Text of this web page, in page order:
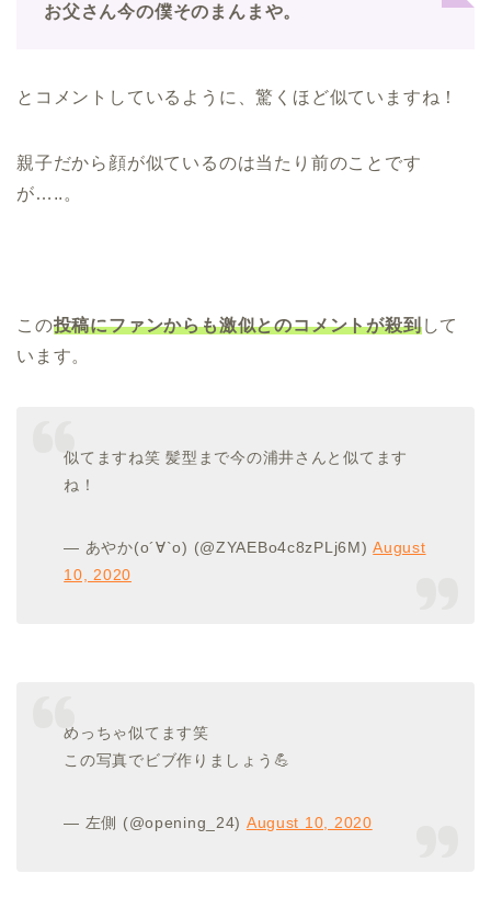
お父さん今の僕そのまんまや。
とコメントしているように、驚くほど似ていますね！
親子だから顔が似ているのは当たり前のことです
が…..。
この投稿にファンからも激似とのコメントが殺到して
います。
似てますね笑 髪型まで今の浦井さんと似てます
ね！
— あやか(о´∀`о) (@ZYAEBo4c8zPLj6M)August
10, 2020
めっちゃ似てます笑
この写真でビブ作りましょう💪
— 左側 (@opening_24) August 10, 2020